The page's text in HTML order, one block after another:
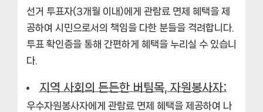
선거 투표자(3개월 이내)에게 관람료 면제 혜택을 제
공하여 시민으로서의 책임을 다한 분들을 격려합니다.
투표 확인증을 통해 간편하게 혜택을 누리실 수 있습니
다.
지역 사회의 든든한 버팀목, 자원봉사자:
우수자원봉사자에게 관람료 면제 혜택을 제공하여 나